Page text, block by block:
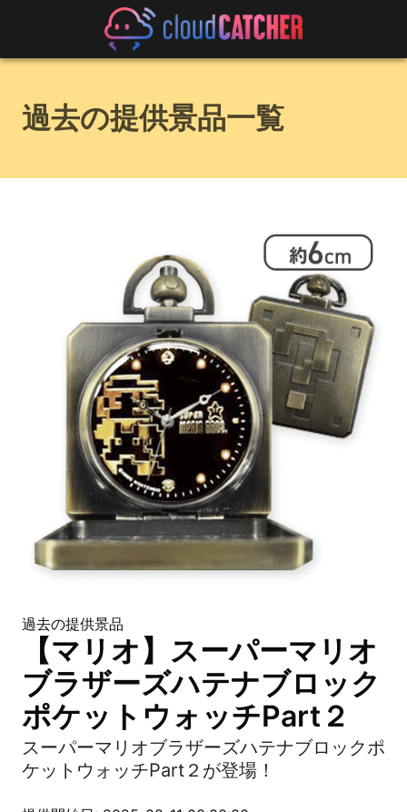
過去の提供景品一覧
過去の提供景品
【マリオ】スーパーマリオ
ブラザーズハテナブロック
ポケットウォッチPart２
スーパーマリオブラザーズハテナブロックポ
ケットウォッチPart２が登場！